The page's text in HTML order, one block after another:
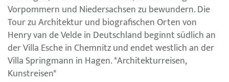
Vorpommern und Niedersachsen zu bewundern. Die
Tour zu Architektur und biografischen Orten von
Henry van de Velde in Deutschland beginnt südlich an
der Villa Esche in Chemnitz und endet westlich an der
Villa Springmann in Hagen. *Architekturreisen,
Kunstreisen*